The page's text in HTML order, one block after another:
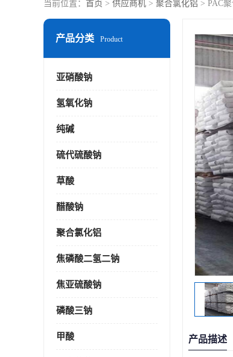
当前位置： 首页 > 供应商机 > 聚合氯化铝 > PAC
产品分类 Product
亚硝酸钠
氢氧化钠
纯碱
硫代硫酸钠
草酸
醋酸钠
聚合氯化铝
焦磷酸二氢二钠
焦亚硫酸钠
磷酸三钠
甲酸 产品描述